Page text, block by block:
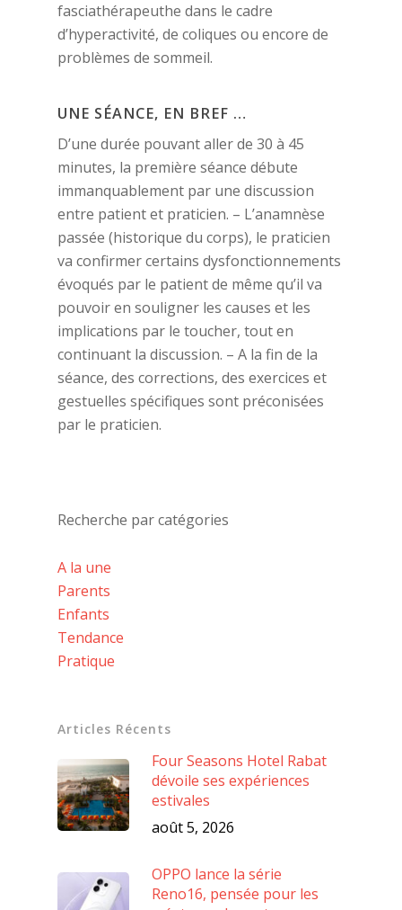
fasciathérapeuthe dans le cadre
d’hyperactivité, de coliques ou encore de
problèmes de sommeil.
UNE SÉANCE, EN BREF …
D’une durée pouvant aller de 30 à 45
minutes, la première séance débute
immanquablement par une discussion
entre patient et praticien. – L’anamnèse
passée (historique du corps), le praticien
va confirmer certains dysfonctionnements
évoqués par le patient de même qu’il va
pouvoir en souligner les causes et les
implications par le toucher, tout en
continuant la discussion. – A la fin de la
séance, des corrections, des exercices et
gestuelles spécifiques sont préconisées
par le praticien.
Recherche par catégories
A la une
Parents
Enfants
Tendance
Pratique
Articles Récents
Four Seasons Hotel Rabat
dévoile ses expériences
estivales
août 5, 2026
OPPO lance la série
Reno16, pensée pour les